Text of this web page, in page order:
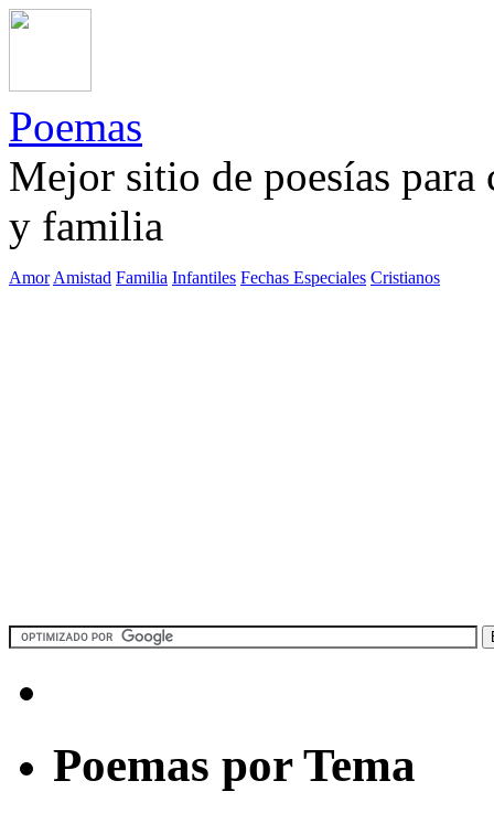
Poemas
Mejor sitio de poesías
y familia
Amor Amistad Familia Infantiles Fechas Especiales Cristianos
Poemas por Tema